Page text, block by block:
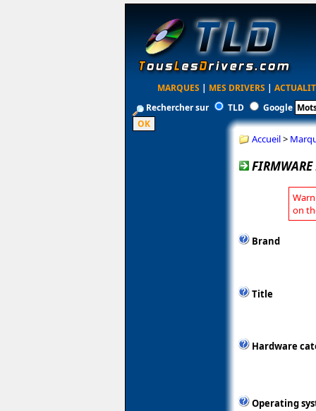
MARQUES | MES DRIVERS |
Rechercher sur
TLD Google
Accueil>
on
Brand
Title
Hardware
Operating